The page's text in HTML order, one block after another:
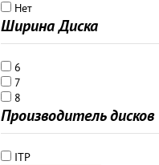
Нет
Ширина Диска
6
7
8
Производитель дисков
ITP